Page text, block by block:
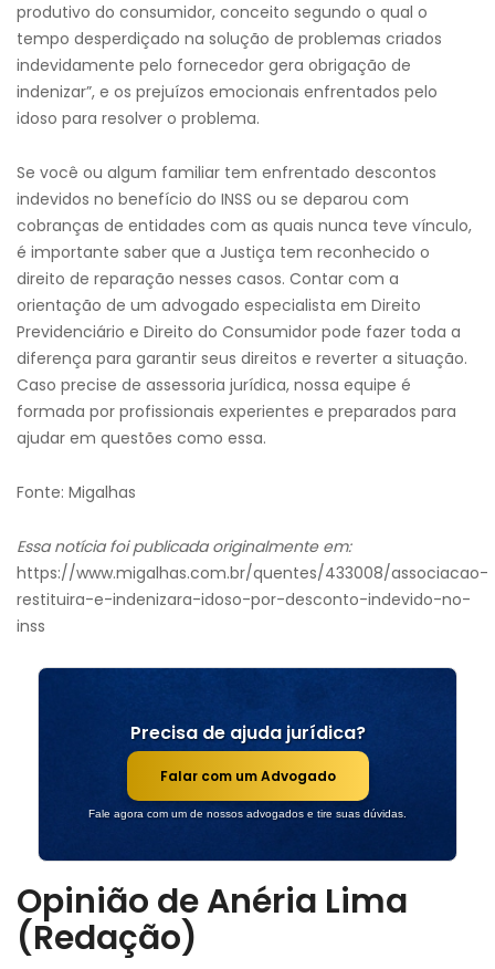
produtivo do consumidor, conceito segundo o qual o
tempo desperdiçado na solução de problemas criados
indevidamente pelo fornecedor gera obrigação de
indenizar”, e os prejuízos emocionais enfrentados pelo
idoso para resolver o problema.
Se você ou algum familiar tem enfrentado descontos
indevidos no benefício do INSS ou se deparou com
cobranças de entidades com as quais nunca teve vínculo,
é importante saber que a Justiça tem reconhecido o
direito de reparação nesses casos. Contar com a
orientação de um advogado especialista em Direito
Previdenciário e Direito do Consumidor pode fazer toda a
diferença para garantir seus direitos e reverter a situação.
Caso precise de assessoria jurídica, nossa equipe é
formada por profissionais experientes e preparados para
ajudar em questões como essa.
Fonte: Migalhas
Essa notícia foi publicada originalmente em:
https://www.migalhas.com.br/quentes/433008/associacao-
restituira-e-indenizara-idoso-por-desconto-indevido-no-
inss
Precisa de ajuda jurídica?
Falar com um Advogado
Fale agora com um de nossos advogados e tire suas dúvidas.
Opinião de Anéria Lima
(Redação)